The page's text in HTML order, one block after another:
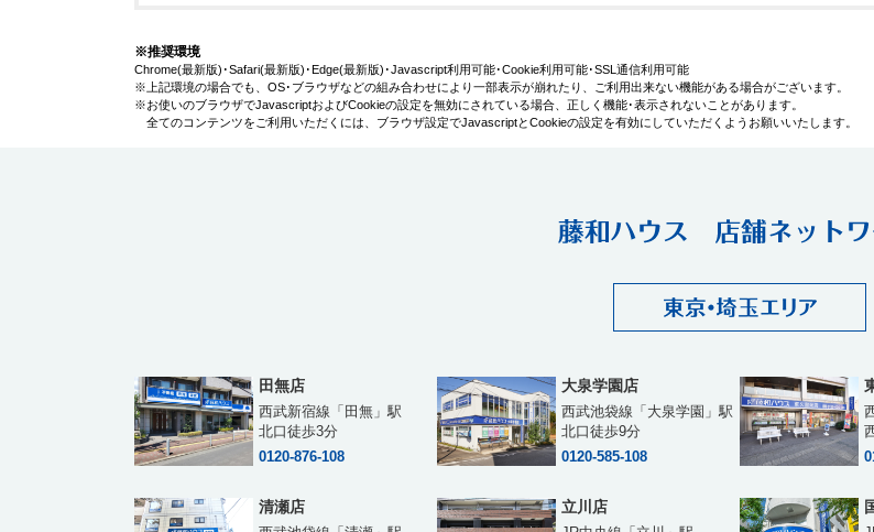
※推奨環境
Chrome(最新版)･Safari(最新版)･Edge(最新版)･Javascript利用可能･Cookie利用可能･SSL通信利用可能
※上記環境の場合でも、OS･ブラウザなどの組み合わせにより一部表示が崩れたり、ご利用出来ない機能がある場合がございます。
※お使いのブラウザでJavascriptおよびCookieの設定を無効にされている場合、正しく機能･表示されないことがあります。
全てのコンテンツをご利用いただくには、ブラウザ設定でJavascriptとCookieの設定を有効にしていただくようお願いいたします。
田無店
西武新宿線「田無」駅
北口徒歩3分
0120-876-108
大泉学園店
西武池袋線「大泉学園」駅
北口徒歩9分
0120-585-108
清瀬店 立川店